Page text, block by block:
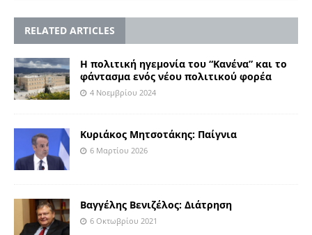
RELATED ARTICLES
Η πολιτική ηγεμονία του “Κανένα” και το
φάντασμα ενός νέου πολιτικού φορέα
4 Νοεμβρίου 2024
Κυριάκος Μητσοτάκης: Παίγνια
6 Μαρτίου 2026
Βαγγέλης Βενιζέλος: Διάτρηση
6 Οκτωβρίου 2021